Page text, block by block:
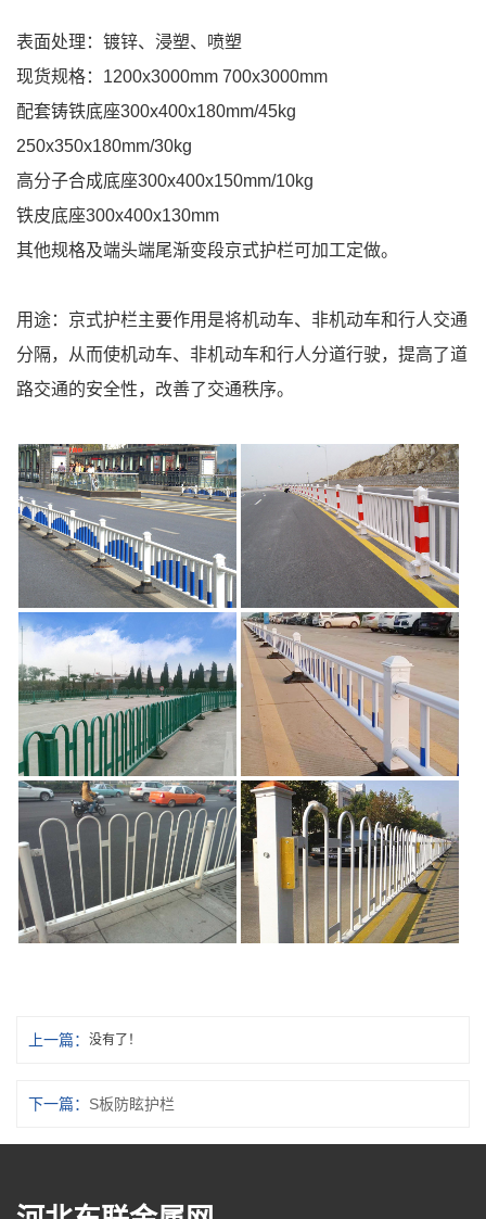
表面处理：镀锌、浸塑、喷塑
现货规格：1200x3000mm 700x3000mm
配套铸铁底座300x400x180mm/45kg
250x350x180mm/30kg
高分子合成底座300x400x150mm/10kg
铁皮底座300x400x130mm
其他规格及端头端尾渐变段京式护栏可加工定做。
用途：京式护栏主要作用是将机动车、非机动车和行人交通
分隔，从而使机动车、非机动车和行人分道行驶，提高了道
路交通的安全性，改善了交通秩序。
上一篇： 没有了！
下一篇： S板防眩护栏